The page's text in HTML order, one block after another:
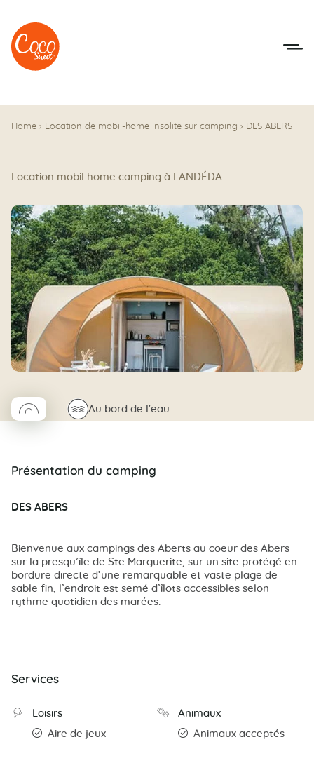
Aller au menu
Aller au contenu
Home › Location de mobil-home insolite sur camping › DES ABERS
Location mobil home camping à LANDÉDA
◯Coco rond🌊Au bord de l'eau
Présentation du camping
DES ABERS
Bienvenue aux campings des Aberts au coeur des Abers
sur la presqu’île de Ste Marguerite, sur un site protégé en
bordure directe d’une remarquable et vaste plage de
sable fin, l’endroit est semé d’îlots accessibles selon
rythme quotidien des marées.
Services
Loisirs
Aire de jeux
Animaux
Animaux acceptés